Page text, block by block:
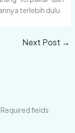
terlebih dulu.
Next Post →
Required fields